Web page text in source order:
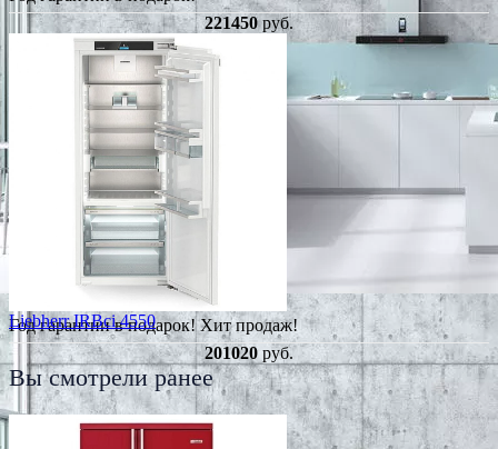
221450руб.
Год гарантии в подарок!Хит продаж!
Liebherr IRBci 4550
201020 руб.
Вы смотрели ранее